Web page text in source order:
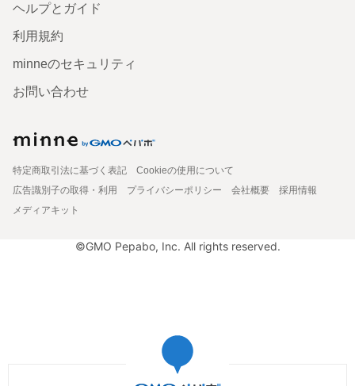
ヘルプとガイド
利用規約
minneのセキュリティ
お問い合わせ
特定商取引法に基づく表記
Cookieの使用について
広告識別子の取得・利用
プライバシーポリシー 会社概要
採用情報
メディアキット
©GMO Pepabo, Inc. All rights reserved.